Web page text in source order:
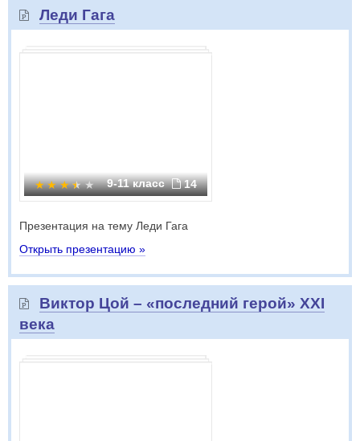
Леди Гага
9-11 класс 14
Презентация на тему Леди Гага
Открыть презентацию »
Виктор Цой – «последний герой» XXI
века